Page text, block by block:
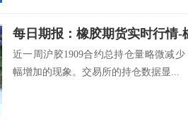
近一周沪胶1909合约总持仓量略微减
幅增加的现象。交易所的持仓数据显...